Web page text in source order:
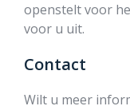
openstelt voor
voor u uit.
Contact
Wilt u meer